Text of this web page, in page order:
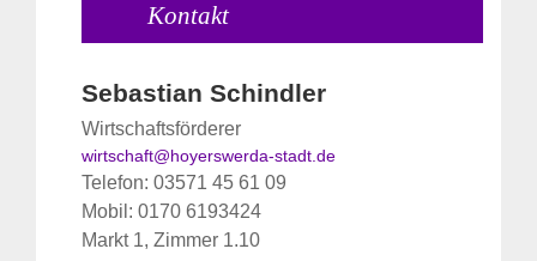
Kontakt
Sebastian Schindler
Wirtschaftsförderer
wirtschaft@hoyerswerda-stadt.de
Telefon: 03571 45 61 09
Mobil: 0170 6193424
Markt 1, Zimmer 1.10